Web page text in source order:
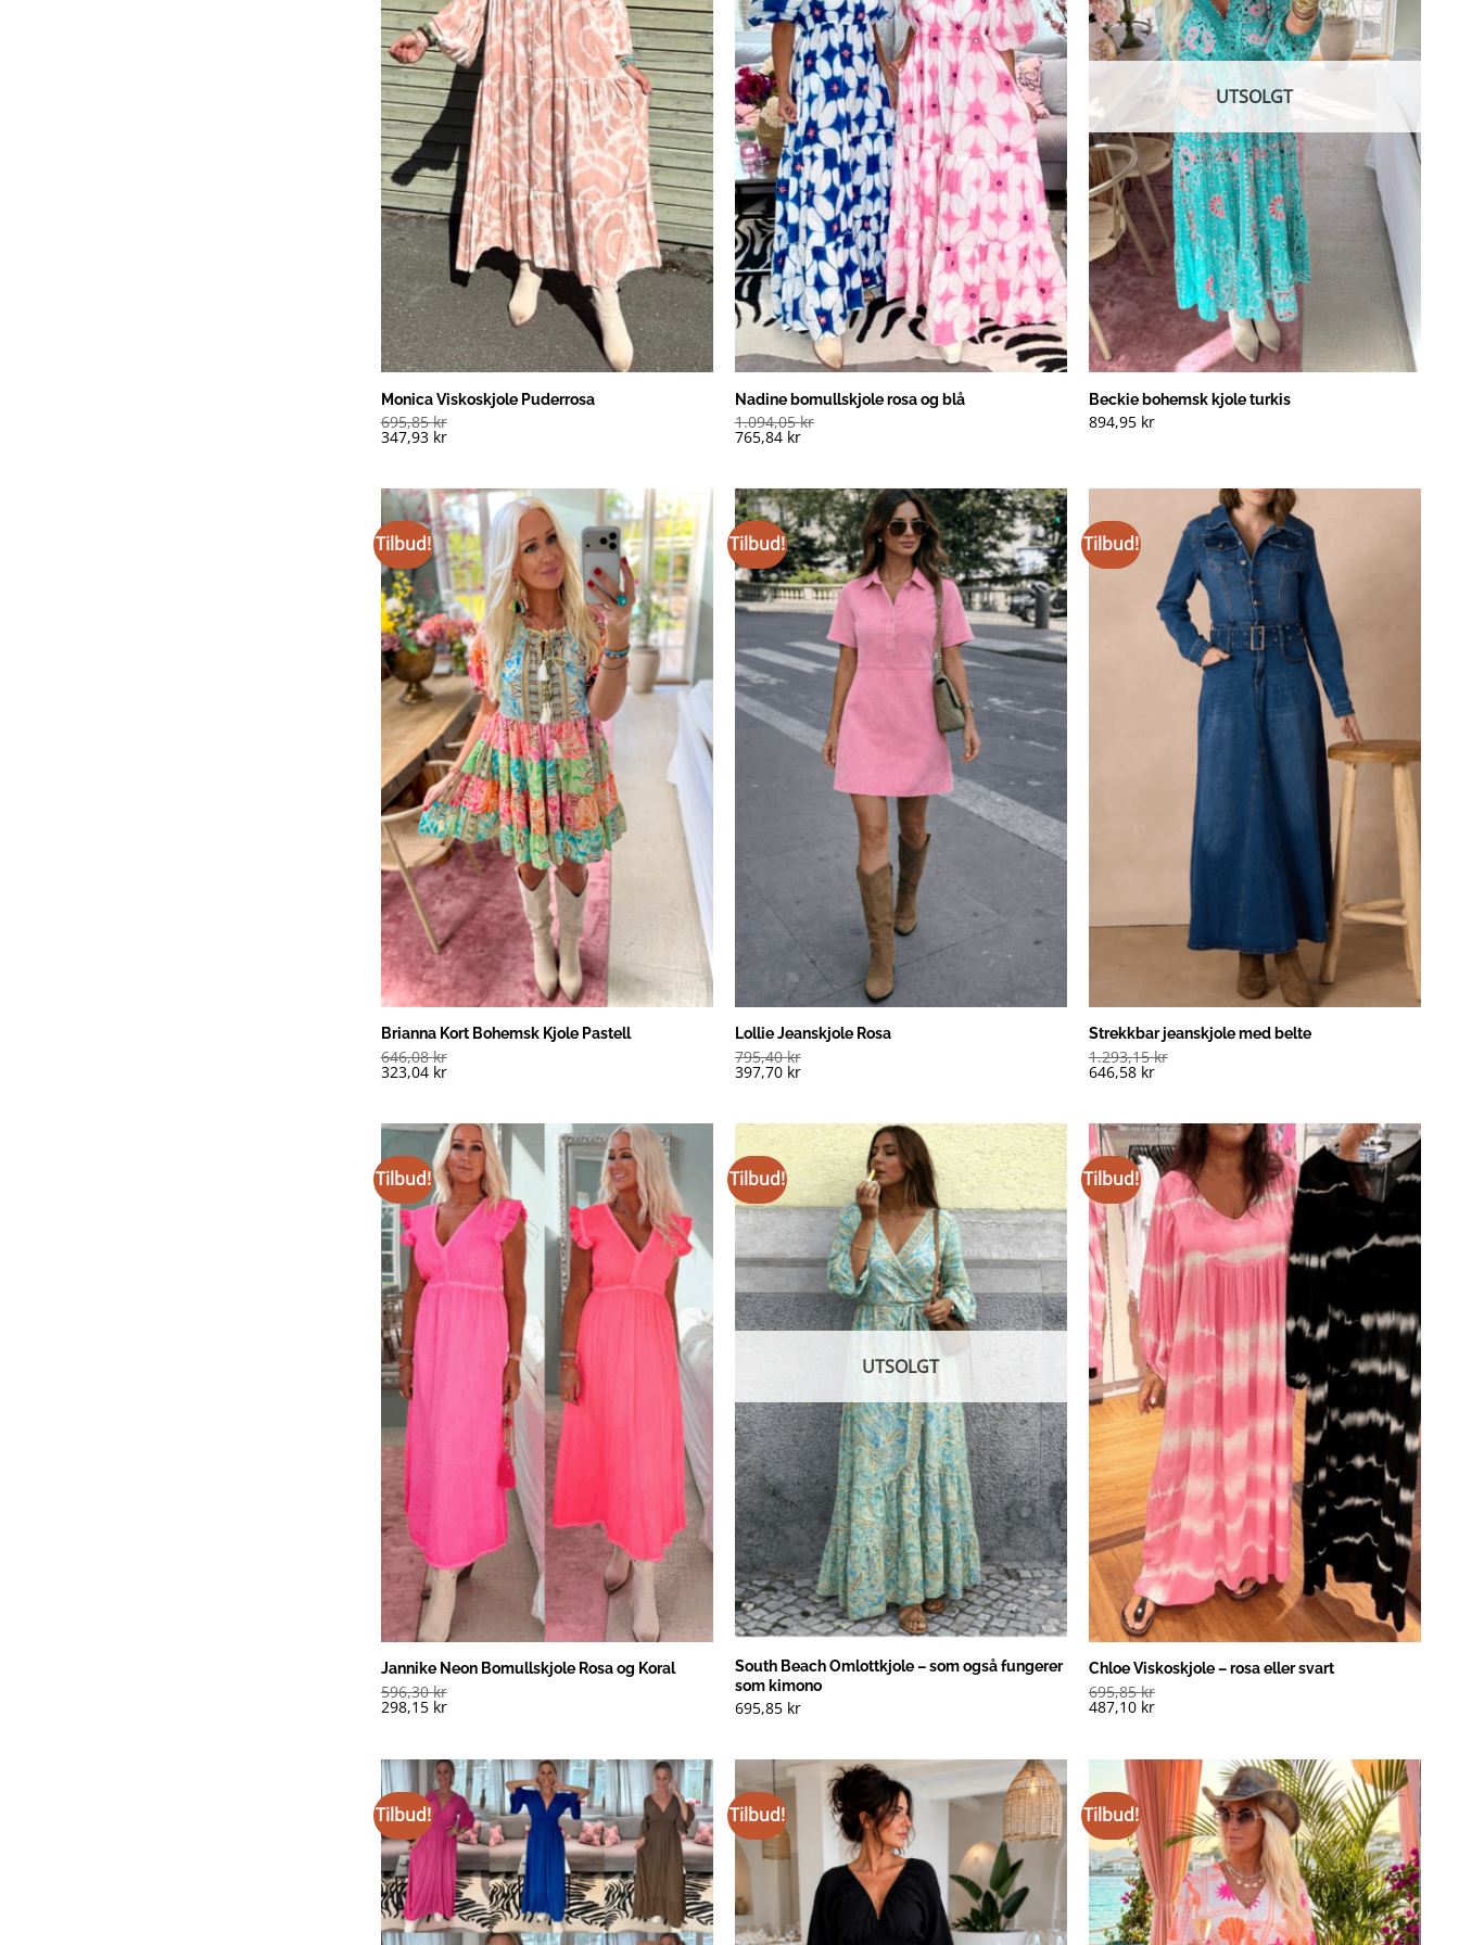
Monica Viskoskjole Puderrosa
695,85kr
347,93 kr
Nadine bomullskjole rosa og blå
1.094,05kr
765,84 kr
UTSOLGT
Beckie bohemsk kjole turkis
894,95 kr
Tilbud!
Brianna Kort Bohemsk Kjole Pastell
646,08kr
323,04 kr
Tilbud!
Lollie Jeanskjole Rosa
795,40kr
397,70 kr
Tilbud!
Strekkbar jeanskjole med belte
1.293,15kr
646,58 kr
Tilbud!
Jannike Neon Bomullskjole Rosa og Koral
596,30kr
298,15 kr
Tilbud!
UTSOLGT
South Beach Omlottkjole – som også fungerer
som kimono
695,85 kr
Tilbud!
Chloe Viskoskjole – rosa eller svart
695,85kr
487,10 kr
Tilbud! Tilbud! Tilbud!